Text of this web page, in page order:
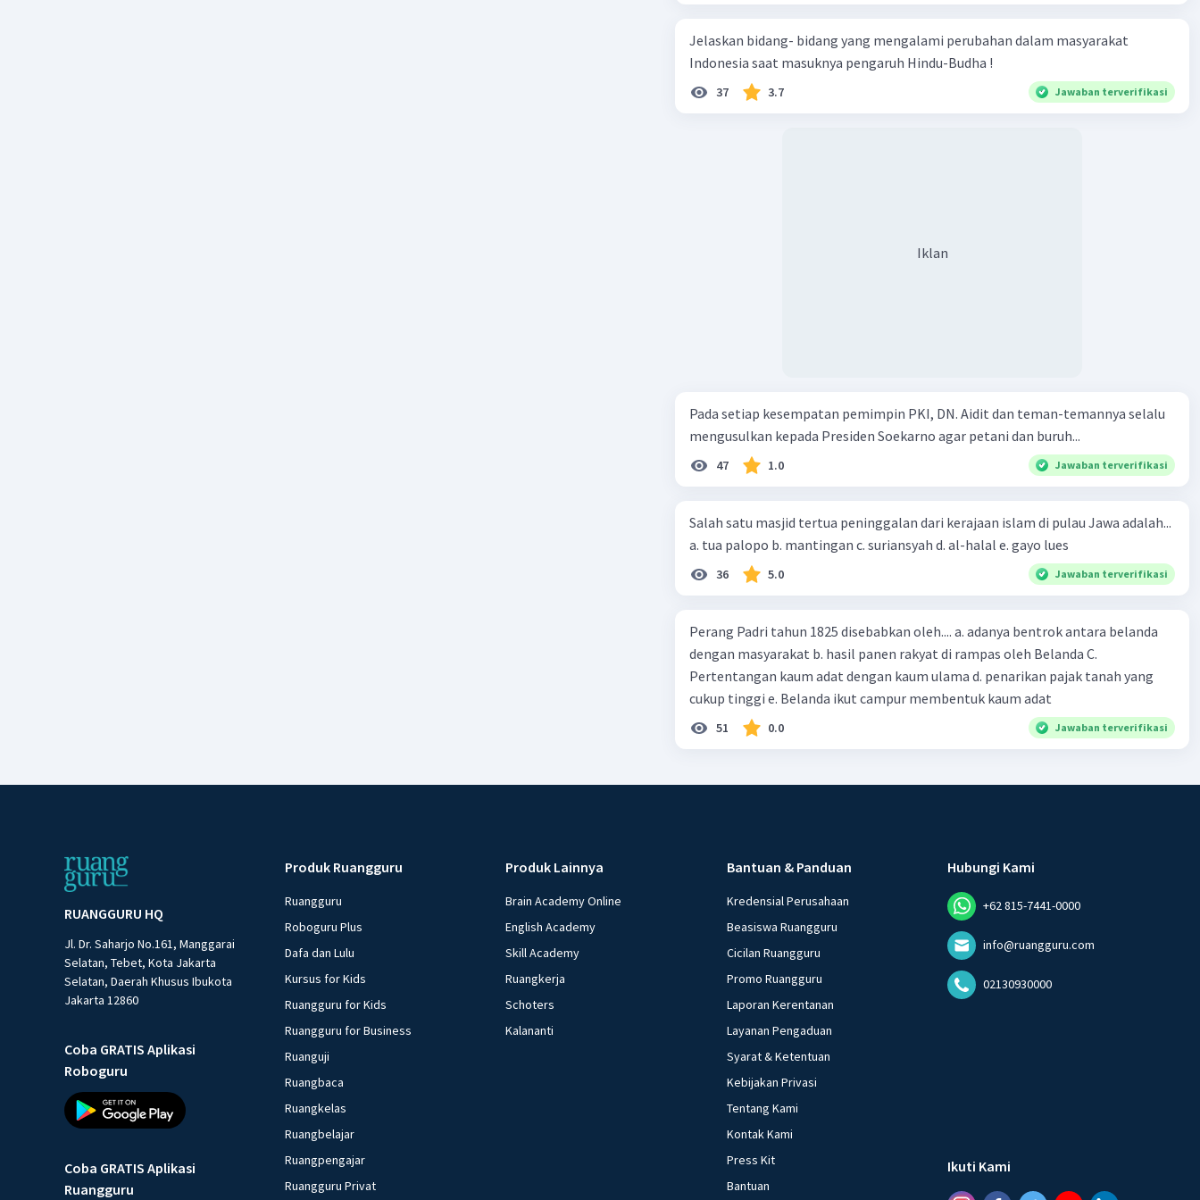
belum terjangkau di dunia.
Perlu diingat bahwa Perjanjian Saragosa adalah salah satu dari
beberapa perjanjian yang mengatur pembagian dunia antara
Jelaskan bidang- bidang yang mengalami perubahan dalam masyarakat
Indonesia saat masuknya pengaruh Hindu-Budha !
37 3.7 Jawaban terverifikasi
Iklan
Pada setiap kesempatan pemimpin PKI, DN. Aidit dan teman-temannya selalu
mengusulkan kepada Presiden Soekarno agar petani dan buruh...
47 1.0 Jawaban terverifikasi
Salah satu masjid tertua peninggalan dari kerajaan islam di pulau Jawa adalah...
a. tua palopo b. mantingan c. suriansyah d. al-halal e. gayo lues
36 5.0 Jawaban terverifikasi
Perang Padri tahun 1825 disebabkan oleh.... a. adanya bentrok antara belanda
dengan masyarakat b. hasil panen rakyat di rampas oleh Belanda C.
Pertentangan kaum adat dengan kaum ulama d. penarikan pajak tanah yang
cukup tinggi e. Belanda ikut campur membentuk kaum adat
51 0.0 Jawaban terverifikasi
RUANGGURU HQ
Jl. Dr. Saharjo No.161, Manggarai
Selatan, Tebet, Kota Jakarta
Selatan, Daerah Khusus Ibukota
Jakarta 12860
Coba GRATIS Aplikasi
Roboguru
Coba GRATIS Aplikasi
Ruangguru
Produk Ruangguru
Ruangguru
Roboguru Plus
Dafa dan Lulu
Kursus for Kids
Ruangguru for Kids
Ruangguru for Business
Ruanguji
Ruangbaca
Ruangkelas
Ruangbelajar
Ruangpengajar
Ruangguru Privat
Produk Lainnya
Brain Academy Online
English Academy
Skill Academy
Ruangkerja
Schoters
Kalananti
Bantuan & Panduan
Kredensial Perusahaan
Beasiswa Ruangguru
Cicilan Ruangguru
Promo Ruangguru
Laporan Kerentanan
Layanan Pengaduan
Syarat & Ketentuan
Kebijakan Privasi
Tentang Kami
Kontak Kami
Press Kit
Bantuan
Hubungi Kami
+62 815-7441-0000
info@ruangguru.com
02130930000
Ikuti Kami